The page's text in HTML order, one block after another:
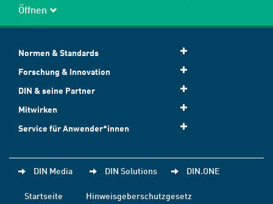
Öffnen
Normen & Standards
Forschung & Innovation
DIN & seine Partner
Mitwirken
Service für Anwender*innen
DIN Media DIN Solutions DIN.ONE
Startseite
Hinweisgeberschutzgesetz